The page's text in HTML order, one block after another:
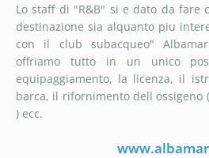
Lo staff di "R&B" si e dato da fare
destinazione sia alquanto piu
con il club subacqueo"
offriamo tutto in un unico
equipaggiamento, la licenza, il
barca, il rifornimento dell ossigeno
) ecc.